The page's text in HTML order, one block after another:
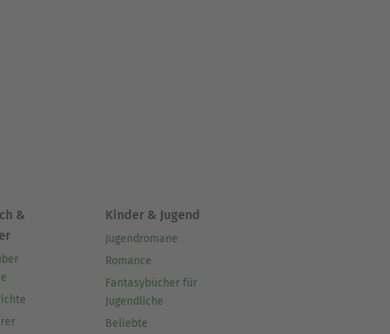
&
Kinder & Jugend
Jugendromane
Romance
Fantasybücher für
Jugendliche
Beliebte